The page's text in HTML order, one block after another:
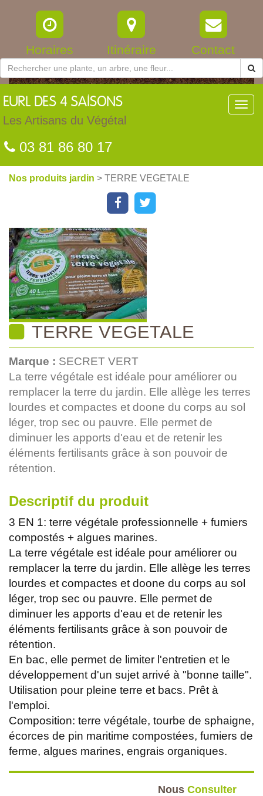
Horaires Itinéraire Contact
EURL DES 4 SAISONS
Les Artisans du Végétal
03 81 86 80 17
Nos produits jardin > TERRE VEGETALE
TERRE VEGETALE
Marque : SECRET VERT
La terre végétale est idéale pour améliorer ou
remplacer la terre du jardin. Elle allège les terres
lourdes et compactes et doone du corps au sol
léger, trop sec ou pauvre. Elle permet de
diminuer les apports d'eau et de retenir les
éléments fertilisants grâce à son pouvoir de
rétention.
Descriptif du produit
3 EN 1: terre végétale professionnelle + fumiers
compostés + algues marines.
La terre végétale est idéale pour améliorer ou
remplacer la terre du jardin. Elle allège les terres
lourdes et compactes et doone du corps au sol
léger, trop sec ou pauvre. Elle permet de
diminuer les apports d'eau et de retenir les
éléments fertilisants grâce à son pouvoir de
rétention.
En bac, elle permet de limiter l'entretien et le
développement d'un sujet arrivé à "bonne taille".
Utilisation pour pleine terre et bacs. Prêt à
l'emploi.
Composition: terre végétale, tourbe de sphaigne,
écorces de pin maritime compostées, fumiers de
ferme, algues marines, engrais organiques.
Nous Consulter